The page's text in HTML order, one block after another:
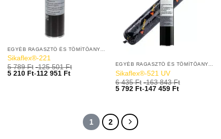
EGYÉB RAGASZTÓ ÉS TÖMÍTŐANYAGOK
Sikaflex®-221
5 789Ft -125 501Ft
5 210 Ft-112 951 Ft
EGYÉB RAGASZTÓ ÉS TÖMÍTŐANYAGOK
Sikaflex®-521 UV
6 435Ft -163 843Ft
5 792 Ft-147 459 Ft
1 2